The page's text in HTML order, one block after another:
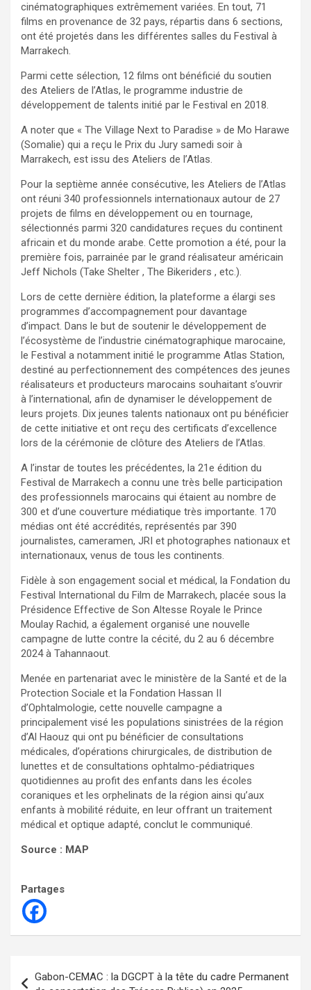
cinématographiques extrêmement variées. En tout, 71
films en provenance de 32 pays, répartis dans 6 sections,
ont été projetés dans les différentes salles du Festival à
Marrakech.
Parmi cette sélection, 12 films ont bénéficié du soutien
des Ateliers de l’Atlas, le programme industrie de
développement de talents initié par le Festival en 2018.
A noter que « The Village Next to Paradise » de Mo Harawe
(Somalie) qui a reçu le Prix du Jury samedi soir à
Marrakech, est issu des Ateliers de l’Atlas.
Pour la septième année consécutive, les Ateliers de l’Atlas
ont réuni 340 professionnels internationaux autour de 27
projets de films en développement ou en tournage,
sélectionnés parmi 320 candidatures reçues du continent
africain et du monde arabe. Cette promotion a été, pour la
première fois, parrainée par le grand réalisateur américain
Jeff Nichols (Take Shelter , The Bikeriders , etc.).
Lors de cette dernière édition, la plateforme a élargi ses
programmes d’accompagnement pour davantage
d’impact. Dans le but de soutenir le développement de
l’écosystème de l’industrie cinématographique marocaine,
le Festival a notamment initié le programme Atlas Station,
destiné au perfectionnement des compétences des jeunes
réalisateurs et producteurs marocains souhaitant s’ouvrir
à l’international, afin de dynamiser le développement de
leurs projets. Dix jeunes talents nationaux ont pu bénéficier
de cette initiative et ont reçu des certificats d’excellence
lors de la cérémonie de clôture des Ateliers de l’Atlas.
A l’instar de toutes les précédentes, la 21e édition du
Festival de Marrakech a connu une très belle participation
des professionnels marocains qui étaient au nombre de
300 et d’une couverture médiatique très importante. 170
médias ont été accrédités, représentés par 390
journalistes, cameramen, JRI et photographes nationaux et
internationaux, venus de tous les continents.
Fidèle à son engagement social et médical, la Fondation du
Festival International du Film de Marrakech, placée sous la
Présidence Effective de Son Altesse Royale le Prince
Moulay Rachid, a également organisé une nouvelle
campagne de lutte contre la cécité, du 2 au 6 décembre
2024 à Tahannaout.
Menée en partenariat avec le ministère de la Santé et de la
Protection Sociale et la Fondation Hassan II
d’Ophtalmologie, cette nouvelle campagne a
principalement visé les populations sinistrées de la région
d’Al Haouz qui ont pu bénéficier de consultations
médicales, d’opérations chirurgicales, de distribution de
lunettes et de consultations ophtalmo-pédiatriques
quotidiennes au profit des enfants dans les écoles
coraniques et les orphelinats de la région ainsi qu’aux
enfants à mobilité réduite, en leur offrant un traitement
médical et optique adapté, conclut le communiqué.
Source : MAP
Partages
Gabon-CEMAC : la DGCPT à la tête du cadre Permanent